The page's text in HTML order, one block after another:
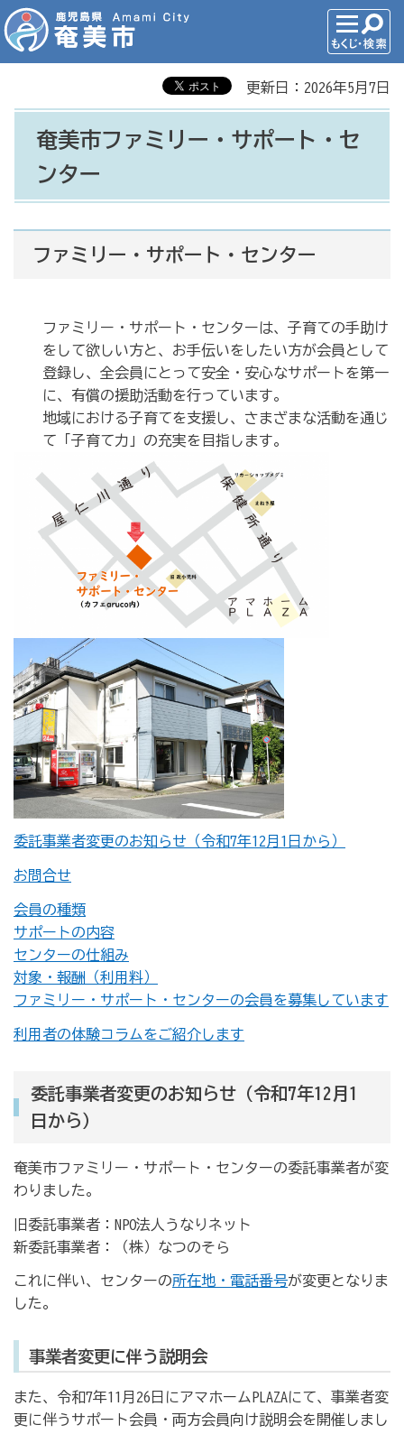
更新日：2026年5月7日
奄美市ファミリー・サポート・セ
ンター
ファミリー・サポート・センター
ファミリー・サポート・センターは、子育ての手助け
をして欲しい方と、お手伝いをしたい方が会員として
登録し、全会員にとって安全・安心なサポートを第一
に、有償の援助活動を行っています。
地域における子育てを支援し、さまざまな活動を通じ
て「子育て力」の充実を目指します。
委託事業者変更のお知らせ（令和7年12月1日から）
お問合せ
会員の種類
サポートの内容
センターの仕組み
対象・報酬（利用料）
ファミリー・サポート・センターの会員を募集しています
利用者の体験コラムをご紹介します
委託事業者変更のお知らせ（令和7年12月1
日から）
奄美市ファミリー・サポート・センターの委託事業者が変
わりました。
旧委託事業者：NPO法人うなりネット
新委託事業者：（株）なつのそら
これに伴い、センターの所在地・電話番号が変更となりま
した。
事業者変更に伴う説明会
また、令和7年11月26日にアマホームPLAZAにて、事業者変
更に伴うサポート会員・両方会員向け説明会を開催しまし